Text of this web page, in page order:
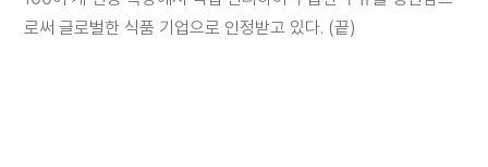
로써 글로벌한 식품 기업으로 인정받고 있다. (끝)